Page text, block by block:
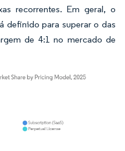
recorrentes. Em geral, o
definido para superar o das
de 4:1 no mercado de